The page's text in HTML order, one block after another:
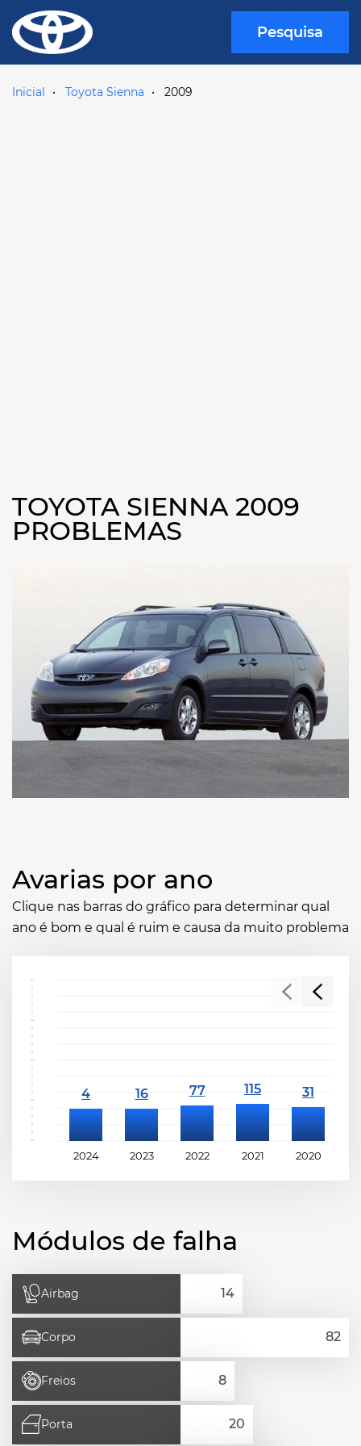
Pesquisa
Inicial Toyota Sienna 2009
TOYOTA SIENNA 2009
PROBLEMAS
Avarias por ano
Clique nas barras do gráfico para determinar qual
ano é bom e qual é ruim e causa da muito problema
2024 2023 2022 2021 2020
Módulos de falha
Airbag
Corpo
Freios
Porta